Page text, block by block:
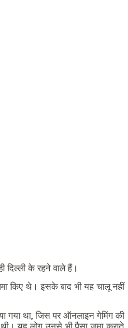
दिल्ली के रहने वाले हैं।
किए थे। इसके बाद भी यह चालू नहीं
गया था, जिस पर ऑनलाइन गेमिंग की